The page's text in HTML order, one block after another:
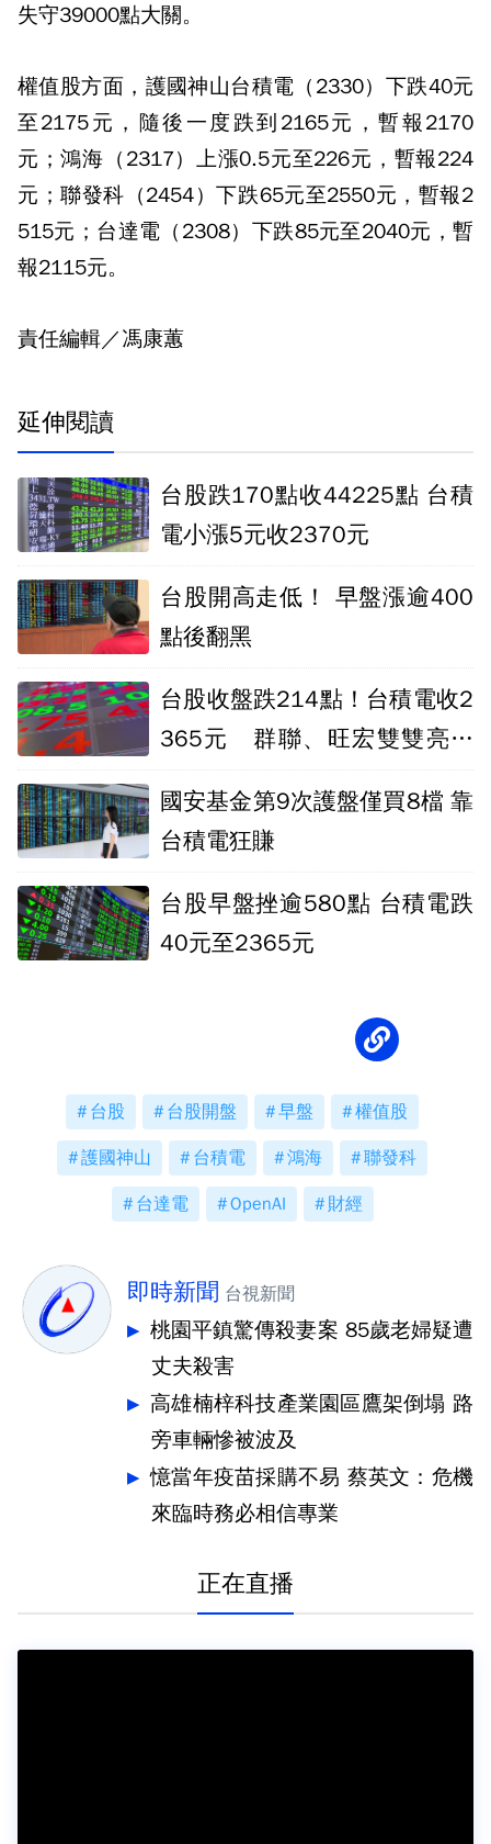
失守39000點大關。
權值股方面，護國神山台積電（2330）下跌40元
至2175元，隨後一度跌到2165元，暫報2170
元；鴻海（2317）上漲0.5元至226元，暫報224
元；聯發科（2454）下跌65元至2550元，暫報2
515元；台達電（2308）下跌85元至2040元，暫
報2115元。
責任編輯／馮康蕙
延伸閱讀
台股跌170點收44225點 台積
電小漲5元收2370元
台股開高走低！ 早盤漲逾400
點後翻黑
台股收盤跌214點！台積電收2
365元 群聯、旺宏雙雙亮燈
國安基金第9次護盤僅買8檔 靠
台積電狂賺
台股早盤挫逾580點 台積電跌
40元至2365元
台股 台股開盤 早盤 權值股
護國神山 台積電 鴻海 聯發科
台達電 OpenAI 財經
即時新聞 台視新聞
桃園平鎮驚傳殺妻案 85歲老婦疑遭
丈夫殺害
高雄楠梓科技產業園區鷹架倒塌 路
旁車輛慘被波及
憶當年疫苗採購不易 蔡英文：危機
來臨時務必相信專業
正在直播